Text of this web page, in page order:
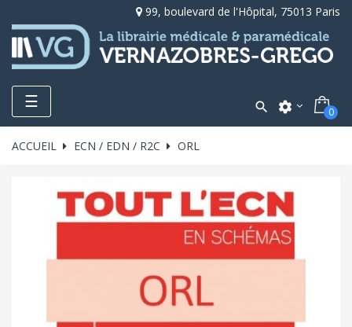
99, boulevard de l'Hôpital, 75013 Paris
Toggle
navigation
☰  settings 0
ACCUEIL ECN / EDN / R2C ORL